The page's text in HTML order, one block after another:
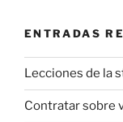
ENTRADAS
Lecciones de la
Contratar sobre